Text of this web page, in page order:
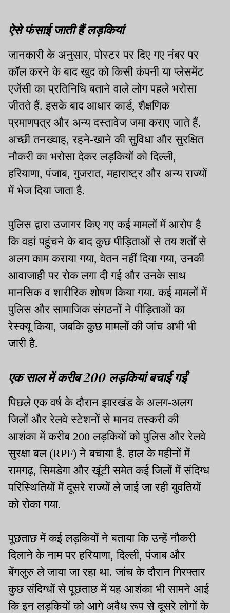
ऐसे फंसाई जाती हैं लड़कियां
जानकारी के अनुसार, पोस्टर पर दिए गए नंबर पर
कॉल करने के बाद खुद को किसी कंपनी या प्लेसमेंट
एजेंसी का प्रतिनिधि बताने वाले लोग पहले भरोसा
जीतते हैं. इसके बाद आधार कार्ड, शैक्षणिक
प्रमाणपत्र और अन्य दस्तावेज जमा कराए जाते हैं.
अच्छी तनख्वाह, रहने-खाने की सुविधा और सुरक्षित
नौकरी का भरोसा देकर लड़कियों को दिल्ली,
हरियाणा, पंजाब, गुजरात, महाराष्ट्र और अन्य राज्यों
में भेज दिया जाता है.
पुलिस द्वारा उजागर किए गए कई मामलों में आरोप है
कि वहां पहुंचने के बाद कुछ पीड़िताओं से तय शर्तों से
अलग काम कराया गया, वेतन नहीं दिया गया, उनकी
आवाजाही पर रोक लगा दी गई और उनके साथ
मानसिक व शारीरिक शोषण किया गया. कई मामलों में
पुलिस और सामाजिक संगठनों ने पीड़िताओं का
रेस्क्यू किया, जबकि कुछ मामलों की जांच अभी भी
जारी है.
एक साल में करीब 200 लड़कियां बचाई गईं
पिछले एक वर्ष के दौरान झारखंड के अलग-अलग
जिलों और रेलवे स्टेशनों से मानव तस्करी की
आशंका में करीब 200 लड़कियों को पुलिस और रेलवे
सुरक्षा बल (RPF) ने बचाया है. हाल के महीनों में
रामगढ़, सिमडेगा और खूंटी समेत कई जिलों में संदिग्ध
परिस्थितियों में दूसरे राज्यों ले जाई जा रही युवतियों
को रोका गया.
पूछताछ में कई लड़कियों ने बताया कि उन्हें नौकरी
दिलाने के नाम पर हरियाणा, दिल्ली, पंजाब और
बेंगलुरु ले जाया जा रहा था. जांच के दौरान गिरफ्तार
कुछ संदिग्धों से पूछताछ में यह आशंका भी सामने आई
कि इन लड़कियों को आगे अवैध रूप से दूसरे लोगों के